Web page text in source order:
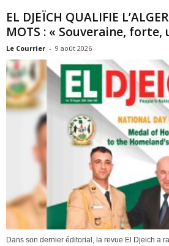
EL DJEÏCH QUALIFIE
MOTS : « Souveraine, forte,
Le Courrier - 9 août 2026
Dans son dernier éditorial, la revue El Djeich a